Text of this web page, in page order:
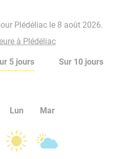
Plédéliac le 8 août 2026.
à Plédéliac
5 jours Sur 10 jours
Lun Mar